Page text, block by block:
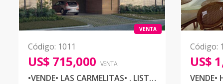
VENTA
Código: 1011
US$ 715,000 VENTA
•VENDE• LAS CARMELITAS• . LISTA PARA ENTREGAR 🏠🏡
Código:
US$